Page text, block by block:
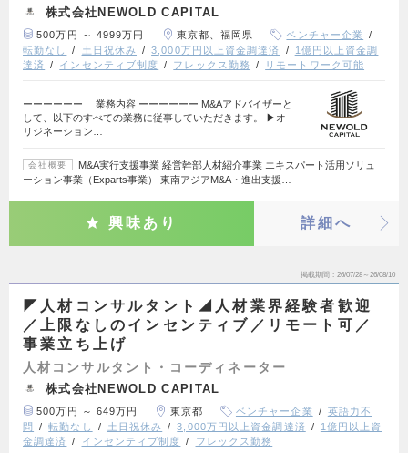
株式会社NEWOLD CAPITAL
500万円 ～ 4999万円 東京都、福岡県
ベンチャー企業
転勤なし
土日祝休み 3,000万円以上資金調達済
1億円以上資金調
達済
インセンティブ制度 フレックス勤務 リモートワーク可能
ーーーーーー 業務内容 ーーーーーー M&Aアドバイザーと
して、以下のすべての業務に従事していただきます。 ▶オ
リジネーション…
会社概要
M&A実行支援事業 経営幹部人材紹介事業 エキスパート活用ソリュ
ーション事業（Exparts事業） 東南アジアM&A・進出支援…
興味あり 詳細へ
掲載期間 26/07/28～26/08/10
◤人材コンサルタント◢人材業界経験者歓迎
／上限なしのインセンティブ／リモート可／
事業立ち上げ
人材コンサルタント・コーディネーター
株式会社NEWOLD CAPITAL
500万円 ～ 649万円 東京都 ベンチャー企業
英語力不
問
転勤なし 土日祝休み 3,000万円以上資金調達済
1億円以上資
金調達済
インセンティブ制度 フレックス勤務